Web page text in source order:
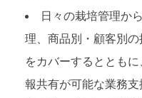
日々の栽培管理か
理、商品別・顧客別
をカバーするととも
報共有が可能な業務